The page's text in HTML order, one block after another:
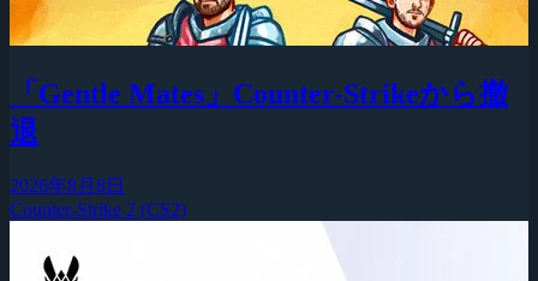
「Gentle Mates」Counter-Strikeから撤
退
2026年8月8日
Counter-Strike 2 (CS2)